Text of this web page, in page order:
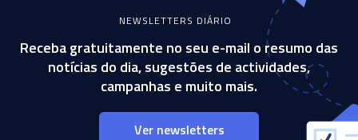
NEWSLETTERS DIÁRIO
Receba gratuitamente no seu e-mail o resumo das
notícias do dia, sugestões de actividades,
campanhas e muito mais.
Ver newsletters